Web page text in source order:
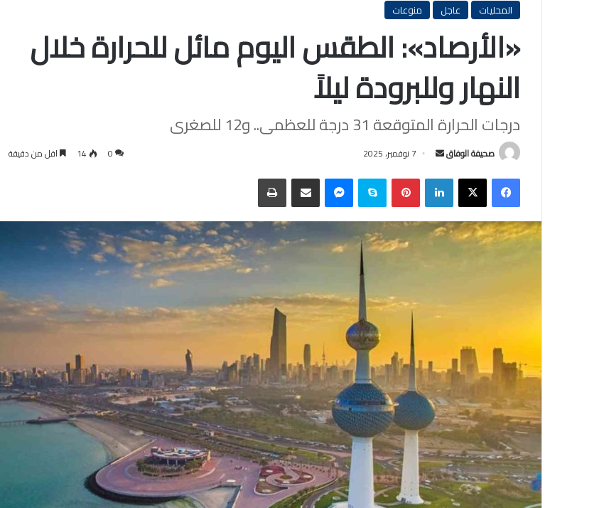
المحليات
عاجل منوعات
«الأرصاد»: الطقس اليوم مائل للحرارة خلال
النهار وللبرودة ليلاً
درجات الحرارة المتوقعة 31 درجة للعظمى.. و12 للصغرى
صحيفة الوفاق
أرسل
إلكترونيا
7 نوفمبر، 2025 0
14 اقل من دقيقة
فيسبوك‫X لينكدإن بينتيريستسكايب ماسنجر مشاركة عبر البريد الطباعة